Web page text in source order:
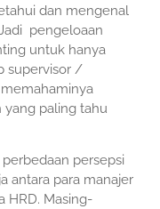
dan mengenal
pengeloaan
untuk hanya
supervisor /
yang paling tahu
persepsi
antara para manajer
HRD. Masing-